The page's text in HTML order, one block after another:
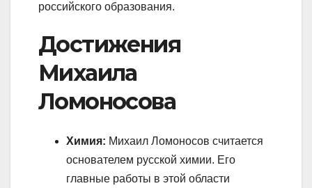
российского образования.
Достижения
Михаила
Ломоносова
Химия: Михаил Ломоносов считается
основателем русской химии. Его
главные работы в этой области